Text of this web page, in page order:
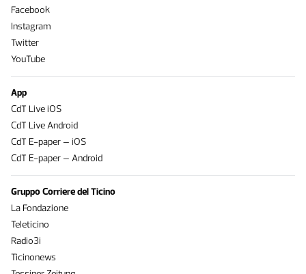
Facebook
Instagram
Twitter
YouTube
App
CdT Live iOS
CdT Live Android
CdT E-paper – iOS
CdT E-paper – Android
Gruppo Corriere del Ticino
La Fondazione
Teleticino
Radio3i
Ticinonews